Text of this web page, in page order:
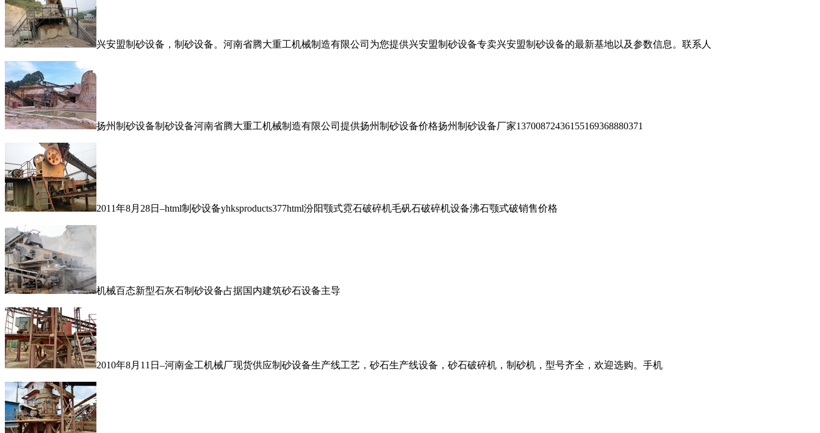
兴安盟制砂设备，制砂设备。河南省腾大重工机械制造有限公司为您提供兴安盟制砂设备专卖兴安盟制砂设备的最新基地以及参数信息。联系人
扬州制砂设备制砂设备河南省腾大重工机械制造有限公司提供扬州制砂设备价格扬州制砂设备厂家13700872436155169368880371
2011年8月28日–html制砂设备yhksproducts377html汾阳颚式霓石破碎机毛矾石破碎机设备沸石颚式破销售价格
机械百态新型石灰石制砂设备占据国内建筑砂石设备主导
2010年8月11日–河南金工机械厂现货供应制砂设备生产线工艺，砂石生产线设备，砂石破碎机，制砂机，型号齐全，欢迎选购。手机